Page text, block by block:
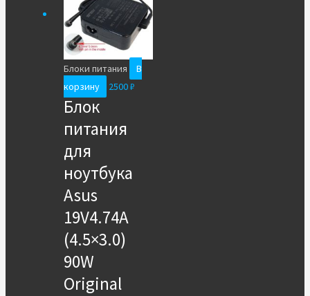
Блоки питания
В
корзину
2500₽
Блок
питания
для
ноутбука
Asus
19V4.74A
(4.5×3.0)
90W
Original